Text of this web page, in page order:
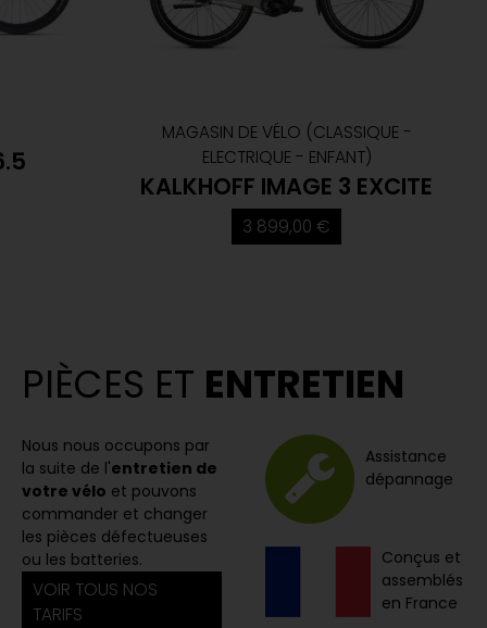
MAGASIN DE VÉLO (CLASSIQUE -
ELECTRIQUE - ENFANT)
KALKHOFF IMAGE 3 EXCITE
3 899,00 €
PIÈCES ET ENTRETIEN
Nous nous occupons par
la suite de l'entretien de
votre vélo et pouvons
commander et changer
les pièces défectueuses
ou les batteries.
VOIR TOUS NOS
TARIFS
Assistance
dépannage
Conçus et
assemblés
en France